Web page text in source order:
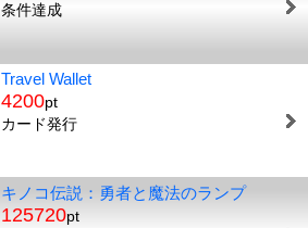
条件達成
Travel Wallet
4200pt
カード発行
キノコ伝説：勇者と魔法のランプ
125720pt